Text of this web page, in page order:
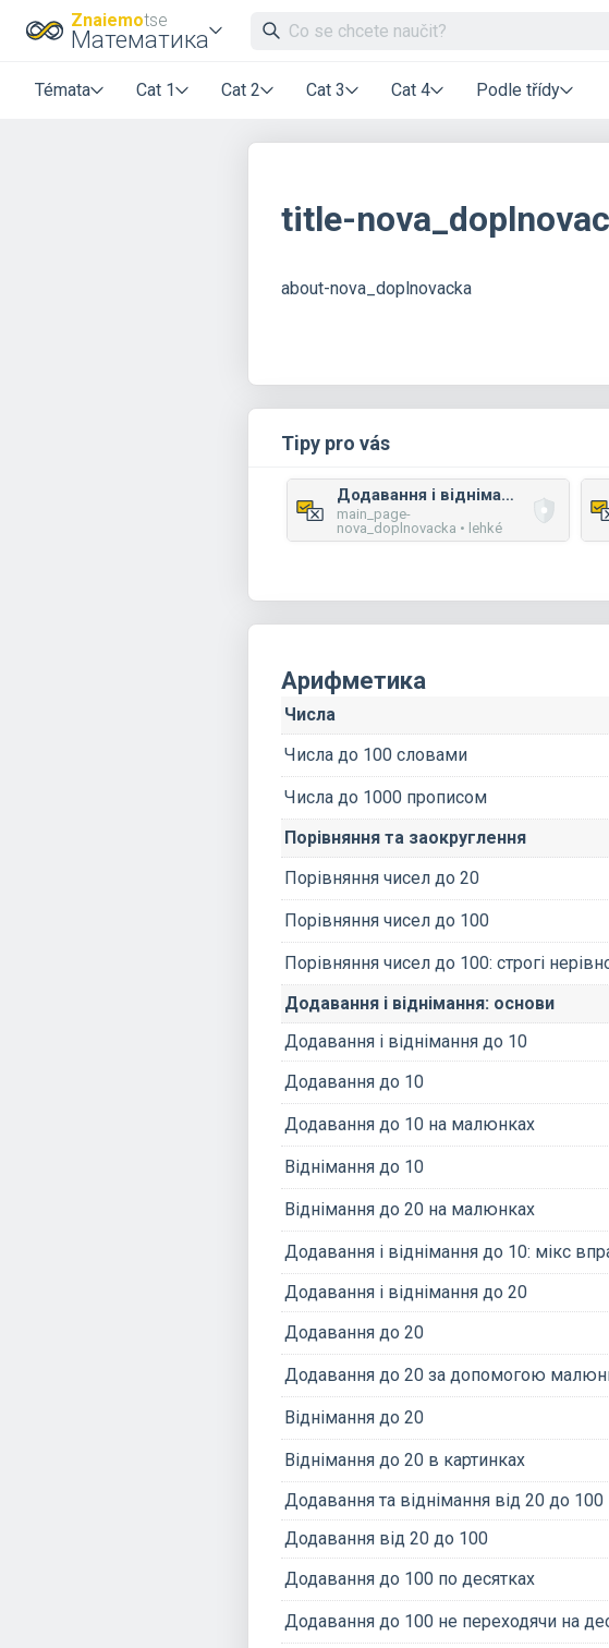
Znaiemotse
Математика
Témata Cat 1 Cat 2 Cat 3 Cat 4 Podle třídy
title-
about-nova_doplnovacka
Tipy pro vás
Додавання і віднімання до 10: мікс вправ
main_page-
nova_doplnovacka • lehké
Арифметика
Числа
Числа до 100 словами
Числа до 1000 прописом
Порівняння та заокруглення
Порівняння чисел до 20
Порівняння чисел до 100
Порівняння чисел до 100: строгі
Додавання і віднімання: основи
Додавання і віднімання до 10
Додавання до 10
Додавання до 10 на малюнках
Віднімання до 10
Віднімання до 20 на малюнках
Додавання і віднімання до 10: мікс
Додавання і віднімання до 20
Додавання до 20
Додавання до 20 за допомогою
Віднімання до 20
Віднімання до 20 в картинках
Додавання та віднімання від 20 до 100
Додавання від 20 до 100
Додавання до 100 по десятках
Додавання до 100 не переходячи на